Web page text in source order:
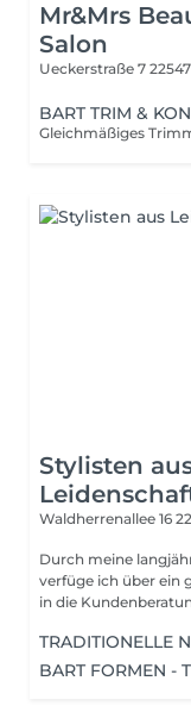
Mr&Mrs‏ Beauty Friseur
Salon
Ueckerstraße 7
BART TRIM &
Stylisten
Waldherrenallee 16
Durch meine
verfüge ich über ein
in die
TRADITIONELLE
BART FORMEN -